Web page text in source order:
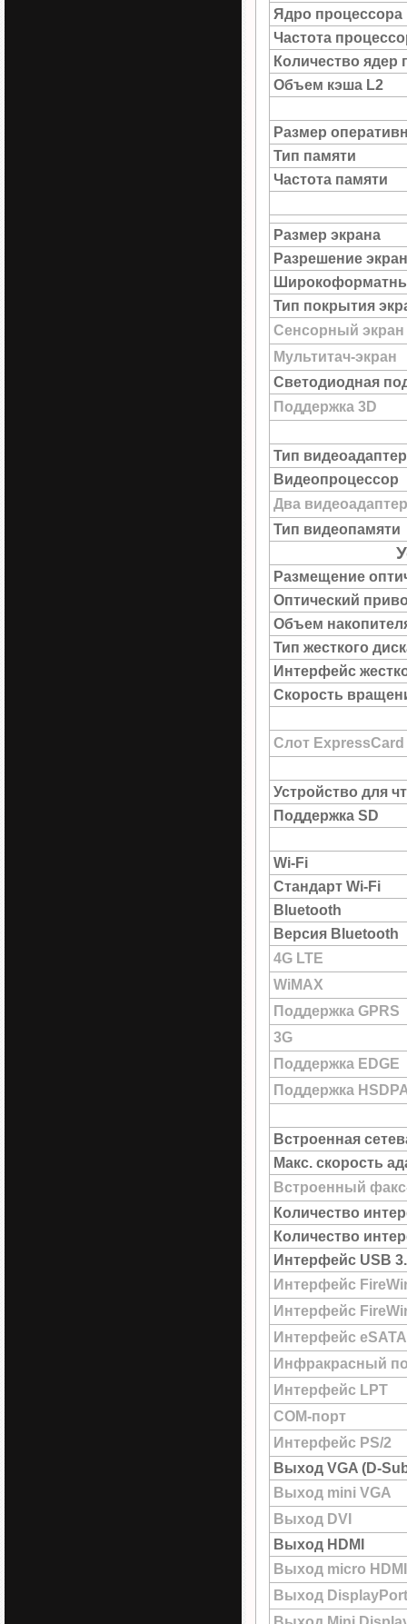
Ядро процессора
Частота
Количество ядер
Объем кэша L2
Размер
Тип памяти
Частота памяти
Размер экрана
Разрешение
Тип покрытия
Сенсорный экран
Мультитач-экран
Светодиодная
Поддержка 3D
Тип
Видеопроцессор
Два
Тип видеопамяти
Размещение
Оптический
Объем
Тип жесткого
Интерфейс
Скорость
Слот ExpressCard
Устройство для
Поддержка SD
Wi-Fi
Стандарт Wi-Fi
Bluetooth
Версия Bluetooth
4G LTE
WiMAX
Поддержка GPRS
3G
Поддержка EDGE
Поддержка
Встроенная
Макс. скорость
Встроенный
Количество
Количество
Интерфейс USB
Интерфейс
Интерфейс
Интерфейс eSATA
Инфракрасный
Интерфейс LPT
COM-порт
Интерфейс PS/2
Выход VGA (D-
Выход mini VGA
Выход DVI
Выход HDMI
Выход micro HDMI
Выход DisplayPort